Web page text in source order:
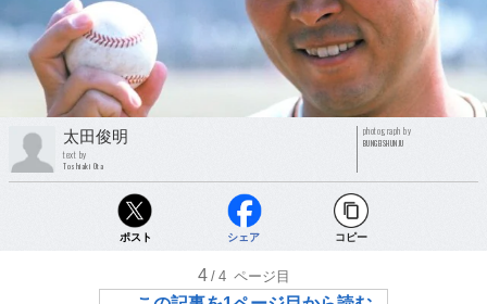
太田俊明
text by
Toshiaki Ota
photograph by
BUNGEISHUNJU
ポスト シェア コピー
4 /4 ページ目